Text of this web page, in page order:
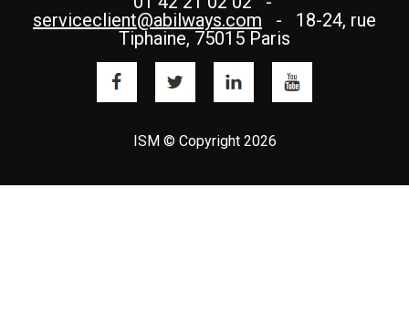
serviceclient@abilways.com - 18-24, rue
Tiphaine, 75015 Paris
ISM © Copyright 2026